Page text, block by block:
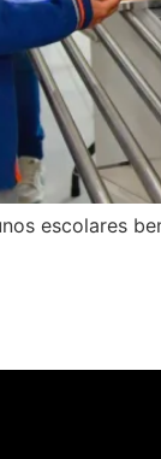
escolares